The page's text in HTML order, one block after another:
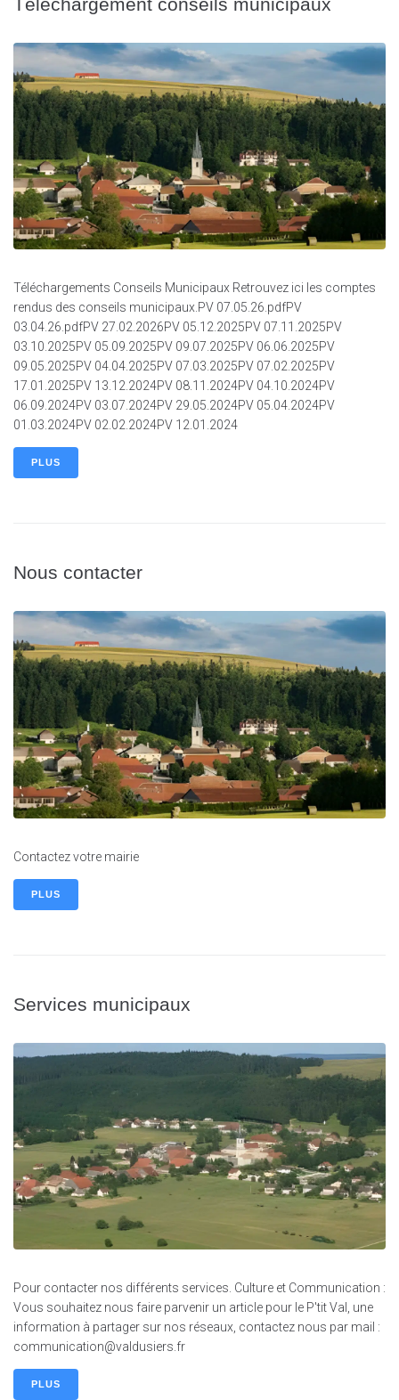
Téléchargement conseils municipaux
Téléchargements Conseils Municipaux Retrouvez ici les comptes
rendus des conseils municipaux.PV 07.05.26.pdfPV
03.04.26.pdfPV 27.02.2026PV 05.12.2025PV 07.11.2025PV
03.10.2025PV 05.09.2025PV 09.07.2025PV 06.06.2025PV
09.05.2025PV 04.04.2025PV 07.03.2025PV 07.02.2025PV
17.01.2025PV 13.12.2024PV 08.11.2024PV 04.10.2024PV
06.09.2024PV 03.07.2024PV 29.05.2024PV 05.04.2024PV
01.03.2024PV 02.02.2024PV 12.01.2024
PLUS
Nous contacter
Contactez votre mairie
PLUS
Services municipaux
Pour contacter nos différents services. Culture et Communication :
Vous souhaitez nous faire parvenir un article pour le P'tit Val, une
information à partager sur nos réseaux, contactez nous par mail :
communication@valdusiers.fr
PLUS